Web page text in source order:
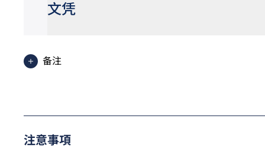
文凭
备注
申请入学时会被视为等同香港中学文凭考试科目成绩达「
参阅
学士学位课程
注意事項